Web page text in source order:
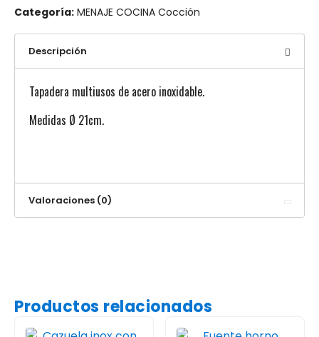
Categoría: MENAJE COCINA Cocción
Descripción
Tapadera multiusos de acero inoxidable.
Medidas Ø 21cm.
Valoraciones (0)
Productos relacionados